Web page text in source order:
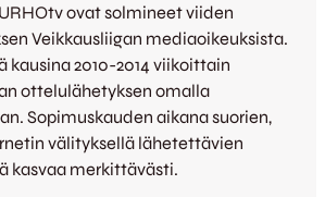
ovat solmineet viiden
Veikkausliigan mediaoikeuksista.
kausina 2010-2014 viikoittain
ottelulähetyksen omalla
Sopimuskauden aikana suorien,
välityksellä lähetettävien
kasvaa merkittävästi.